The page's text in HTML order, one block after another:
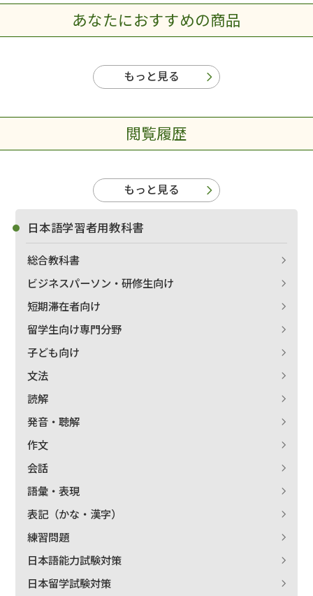
出版社名で絞り込む
あなたにおすすめの商品
もっと見る
閲覧履歴
もっと見る
日本語学習者用教科書
総合教科書
ビジネスパーソン・研修生向け
短期滞在者向け
留学生向け専門分野
子ども向け
文法
読解
発音・聴解
作文
会話
語彙・表現
表記（かな・漢字）
練習問題
日本語能力試験対策
日本留学試験対策